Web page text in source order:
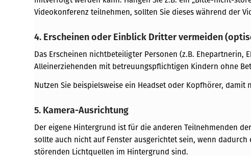
Videokonferenz teilnehmen, sollten Sie dieses während der
4. Erscheinen oder Einblick Dritter vermeiden
Das Erscheinen nichtbeteiligter Personen (z.B. Ehepartnerin,
Alleinerziehenden mit betreuungspflichtigen Kindern ohne
Nutzen Sie beispielsweise ein Headset oder Kopfhörer,
5. Kamera-Ausrichtung
Der eigene Hintergrund ist für die anderen Teilnehmenden
sollte auch nicht auf Fenster ausgerichtet sein, wenn
störenden Lichtquellen im Hintergrund sind.